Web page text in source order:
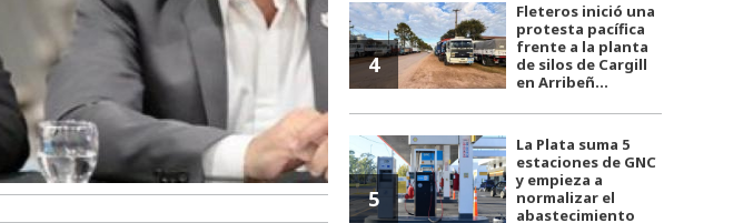
4
Fleteros inició una
protesta pacífica
frente a la planta
de silos de Cargill
en Arribeñ...
5
La Plata suma 5
estaciones de GNC
y empieza a
normalizar el
abastecimiento